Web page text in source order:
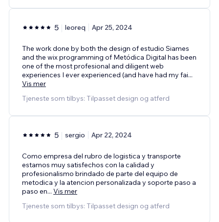
5 leoreq Apr 25, 2024
The work done by both the design of estudio Siames
and the wix programming of Metódica Digital has been
one of the most profesional and diligent web
experiences I ever experienced (and have had my fai...
Vis mer
Tjeneste som tilbys: Tilpasset design og atferd
5 sergio Apr 22, 2024
Como empresa del rubro de logistica y transporte
estamos muy satisfechos con la calidad y
profesionalismo brindado de parte del equipo de
metodica y la atencion personalizada y soporte paso a
paso en... Vis mer
Tjeneste som tilbys: Tilpasset design og atferd